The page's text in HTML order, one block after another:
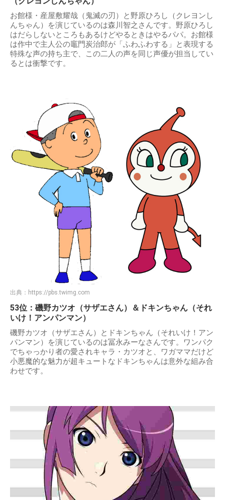
お館様・産屋敷耀哉（鬼滅の刃）と野原ひろし（クレヨンし
んちゃん）を演じているのは森川智之さんです。野原ひろし
はだらしないところもあるけどやるときはやるパパ。お館様
は作中で主人公の竈門炭治郎が「ふわふわする」と表現する
特殊な声の持ち主で、この二人の声を同じ声優が担当してい
るとは衝撃です。
出典： https://pbs.twimg.com
53位：磯野カツオ（サザエさん）＆ドキンちゃん（それ
いけ！アンパンマン）
磯野カツオ（サザエさん）とドキンちゃん（それいけ！アン
パンマン）を演じているのは冨永みーなさんです。ワンパク
でちゃっかり者の愛されキャラ・カツオと、ワガママだけど
小悪魔的な魅力が超キュートなドキンちゃんは意外な組み合
わせです。